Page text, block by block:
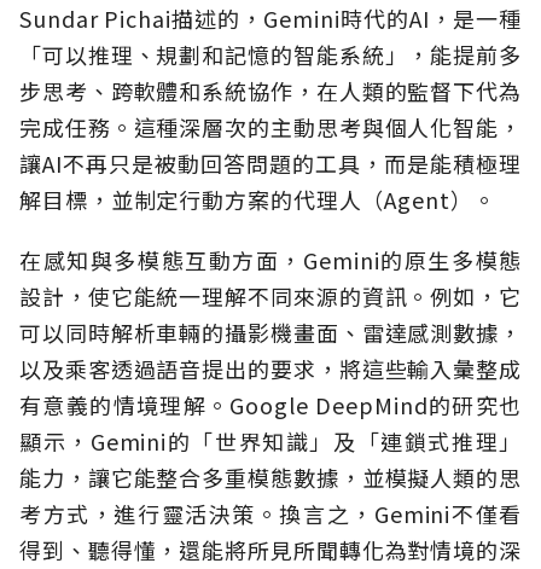
Sundar Pichai描述的，Gemini時代的AI，是一種
「可以推理、規劃和記憶的智能系統」，能提前多
步思考、跨軟體和系統協作，在人類的監督下代為
完成任務。這種深層次的主動思考與個人化智能，
讓AI不再只是被動回答問題的工具，而是能積極理
解目標，並制定行動方案的代理人（Agent）。
在感知與多模態互動方面，Gemini的原生多模態
設計，使它能統一理解不同來源的資訊。例如，它
可以同時解析車輛的攝影機畫面、雷達感測數據，
以及乘客透過語音提出的要求，將這些輸入彙整成
有意義的情境理解。Google DeepMind的研究也
顯示，Gemini的「世界知識」及「連鎖式推理」
能力，讓它能整合多重模態數據，並模擬人類的思
考方式，進行靈活決策。換言之，Gemini不僅看
得到、聽得懂，還能將所見所聞轉化為對情境的深